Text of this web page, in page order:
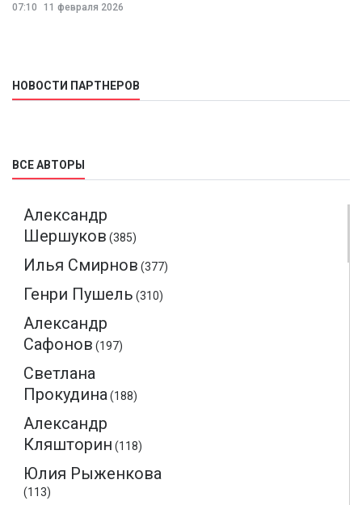
07:10 11 февраля 2026
НОВОСТИ ПАРТНЕРОВ
ВСЕ АВТОРЫ
Александр
Шершуков (385)
Илья Смирнов (377)
Генри Пушель (310)
Александр
Сафонов (197)
Светлана
Прокудина (188)
Александр
Кляшторин (118)
Юлия Рыженкова
(113)